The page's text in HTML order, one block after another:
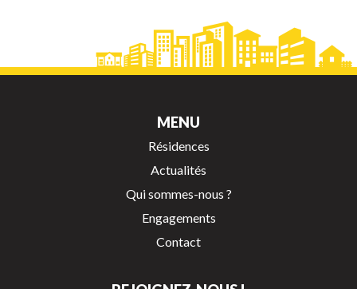
MENU
Résidences
Actualités
Qui sommes-nous ?
Engagements
Contact